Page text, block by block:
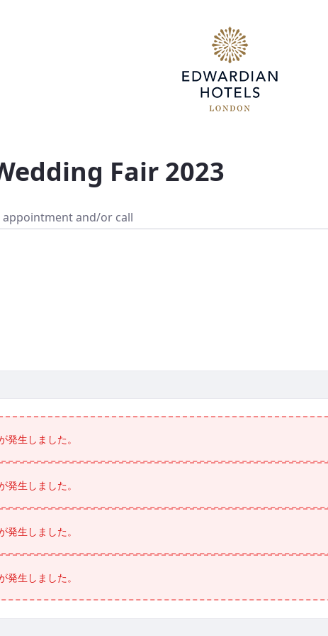
Fair 2023
and/or call
生しました。
生しました。
生しました。
生しました。